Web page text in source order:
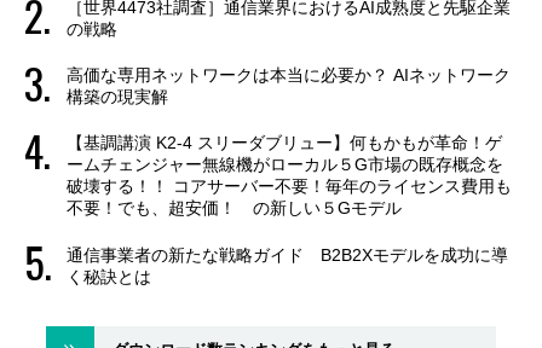
［世界4473社調査］通信業界におけるAI成熟度と先駆企業
の戦略
高価な専用ネットワークは本当に必要か？ AIネットワーク
構築の現実解
【基調講演 K2-4 スリーダブリュー】何もかもが革命！ゲ
ームチェンジャー無線機がローカル５G市場の既存概念を
破壊する！！ コアサーバー不要！毎年のライセンス費用も
不要！でも、超安価！ の新しい５Gモデル
通信事業者の新たな戦略ガイド B2B2Xモデルを成功に導
く秘訣とは